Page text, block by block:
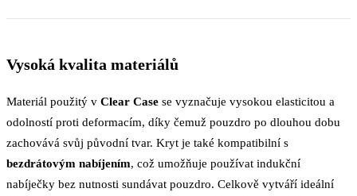
Vysoká kvalita materiálů
Materiál použitý v Clear Case se vyznačuje vysokou elasticitou a
odolností proti deformacím, díky čemuž pouzdro po dlouhou dobu
zachovává svůj původní tvar. Kryt je také kompatibilní s
bezdrátovým nabíjením, což umožňuje používat indukční
nabíječky bez nutnosti sundávat pouzdro. Celkově vytváří ideální